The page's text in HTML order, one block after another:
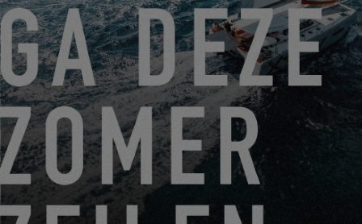
GO SAILING MIT EXCESS DIESEN SOMMER!
EXCESS 11-EXCESS 13 EXCESS 14
VON 14. AUGUST 2026 BIS 16. AUGUST 2026
EXCESS CLINIC 2026 IN FLORIDA